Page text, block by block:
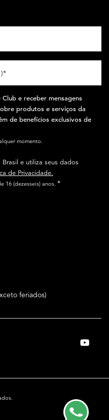
*
e receber mensagens
produtos e serviços da
de benefícios exclusivos de
momento.​
e utiliza seus dados
de Privacidade.
16 (dezesseis) anos. *
feriados)